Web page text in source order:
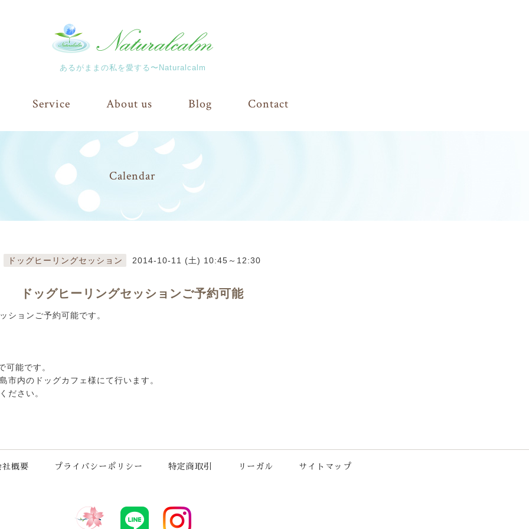
あるがままの私を愛する〜Naturalcalm
Service About us Blog Contact
Calendar
ドッグヒーリングセッション 2014-10-11 (土) 10:45～12:30
ドッグヒーリングセッションご予約可能
ションご予約可能です。
可能です。
市内のドッグカフェ様にて行います。
ださい。
社概要 プライバシーポリシー 特定商取引 リーガル サイトマップ